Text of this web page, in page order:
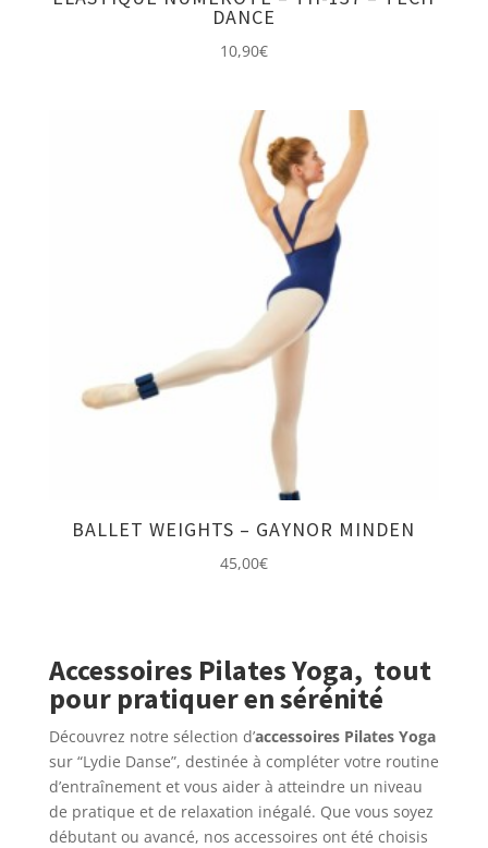
DANCE
10,90€
BALLET WEIGHTS – GAYNOR MINDEN
45,00€
Accessoires Pilates Yoga, tout
pour pratiquer en sérénité
Découvrez notre sélection d’accessoires Pilates Yoga
sur “Lydie Danse”, destinée à compléter votre routine
d’entraînement et vous aider à atteindre un niveau
de pratique et de relaxation inégalé. Que vous soyez
débutant ou avancé, nos accessoires ont été choisis